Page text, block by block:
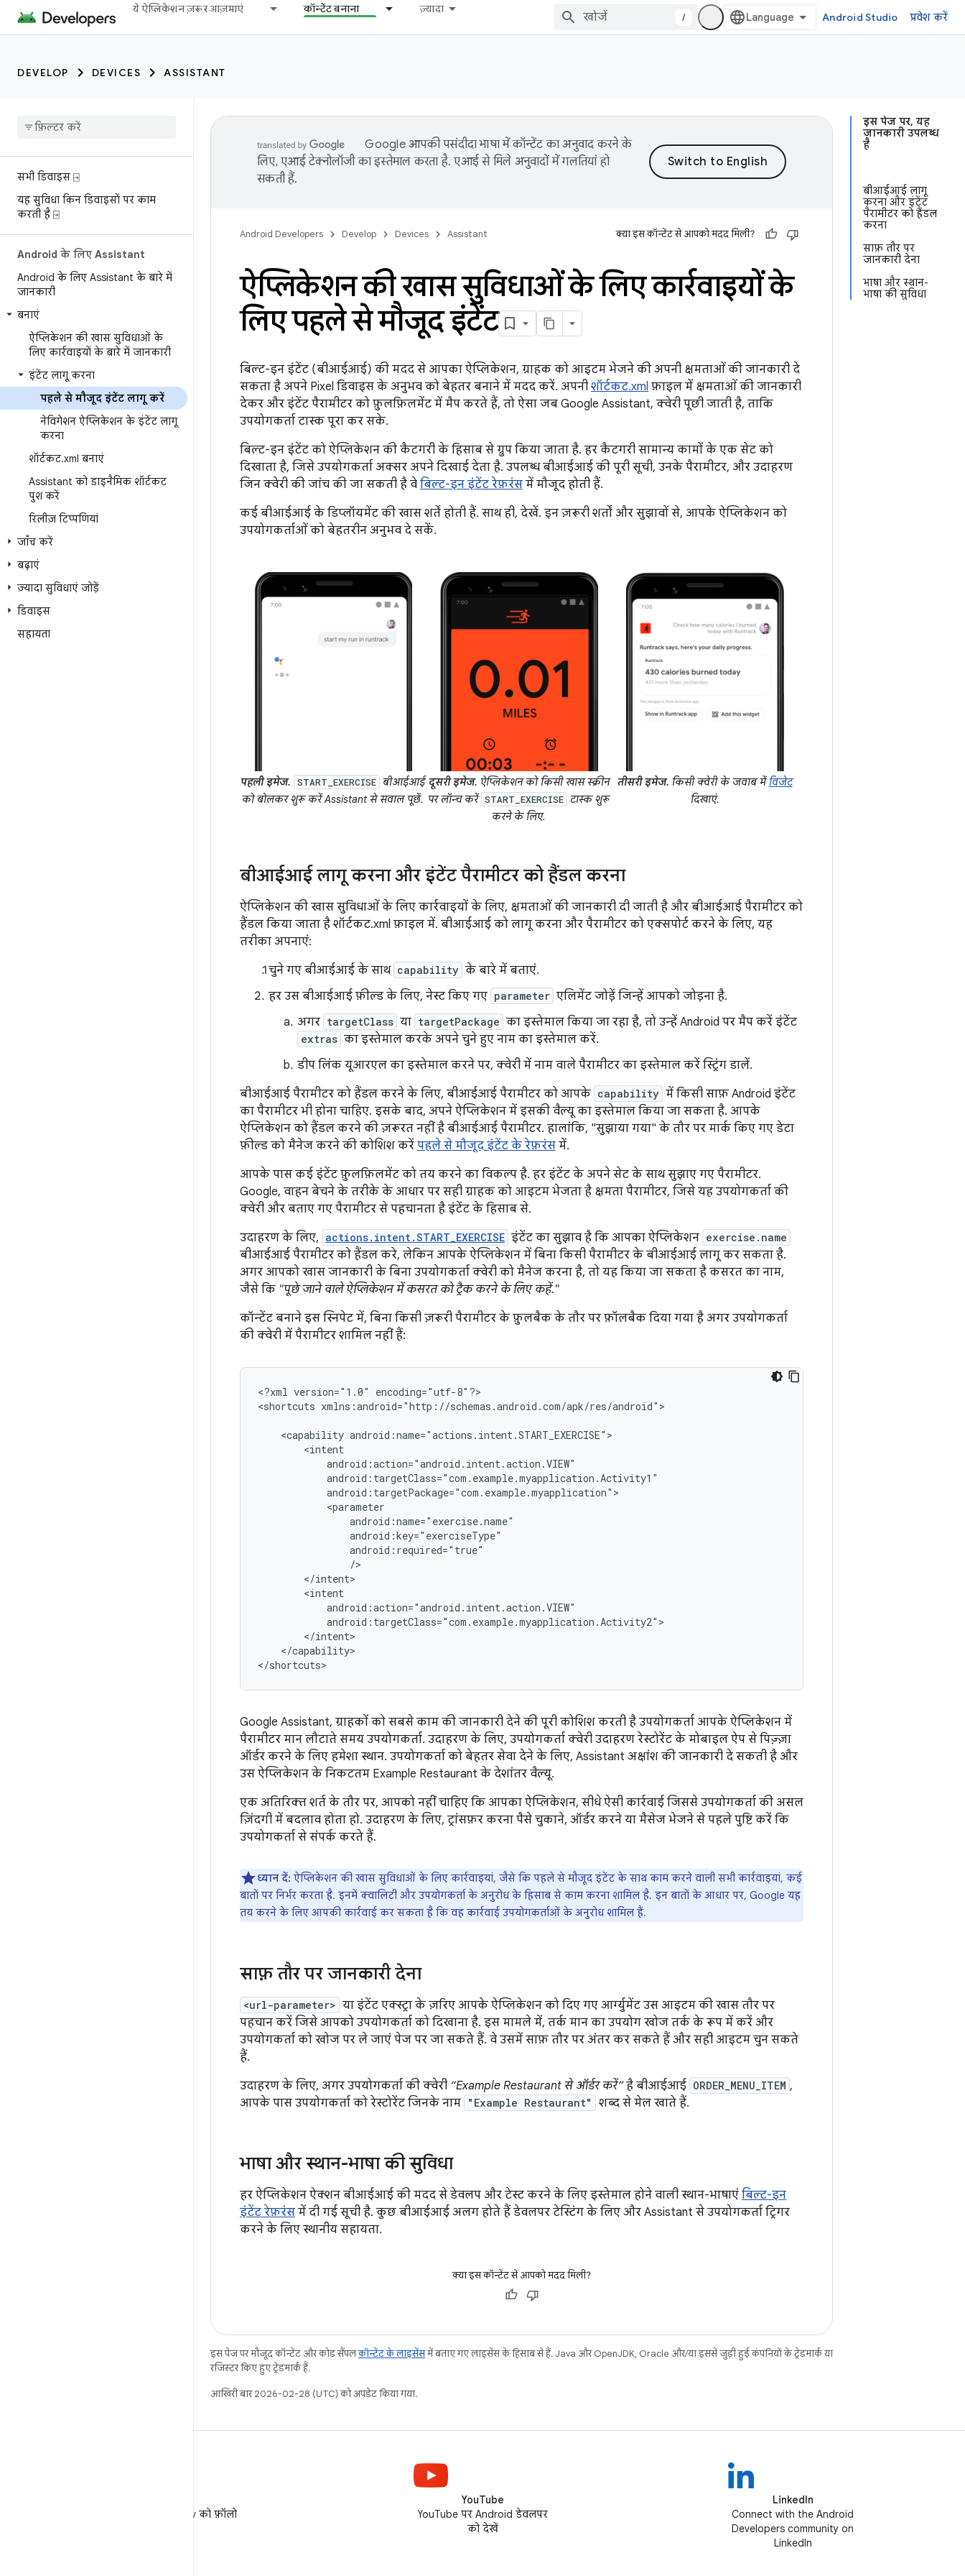
ये ऐप्लिकेशन ज़रूर आज़माएं कॉन्टेंट बनाना ज़्यादा
/ Android Studio प्रवेश करें
DEVELOP DEVICES ASSISTANT
सभी डिवाइस ⍈
यह सुविधा किन डिवाइसों पर काम
करती है ⍈
Android के लिए Assistant
Android के लिए Assistant के बारे में
जानकारी
बनाएं
ऐप्लिकेशन की खास सुविधाओं के
लिए कार्रवाइयों के बारे में जानकारी
इंटेंट लागू करना
पहले से मौजूद इंटेंट लागू करें
नेविगेशन ऐप्लिकेशन के इंटेंट लागू
करना
शॉर्टकट.xml बनाएं
Assistant को डाइनैमिक शॉर्टकट
पुश करें
रिलीज़ टिप्पणियां
जाँच करें
बढ़ाएं
ज़्यादा सुविधाएं जोड़ें
डिवाइस
सहायता
इस पेज पर, यह
जानकारी उपलब्ध
है
बीआईआई लागू
करना और इंटेंट
पैरामीटर को हैंडल
करना
साफ़ तौर पर
जानकारी देना
भाषा और स्थान-
भाषा की सुविधा
Google आपकी पसंदीदा भाषा में कॉन्टेंट का अनुवाद करने के
लिए, एआई टेक्नोलॉजी का इस्तेमाल करता है. एआई से मिले अनुवादों में गलतियां हो
सकती हैं.
Android Developers Develop Devices Assistant क्या इस कॉन्टेंट से आपको मदद मिली?
ऐप्लिकेशन की खास सुविधाओं के लिए कार्रवाइयों के
लिए पहले से मौजूद इंटेंट
बिल्ट-इन इंटेंट (बीआईआई) की मदद से आपका ऐप्लिकेशन, ग्राहक को आइटम भेजने की अपनी क्षमताओं की जानकारी दे
सकता है अपने Pixel डिवाइस के अनुभव को बेहतर बनाने में मदद करें. अपनी शॉर्टकट.xml फ़ाइल में क्षमताओं की जानकारी
देकर और इंटेंट पैरामीटर को फ़ुलफ़िलमेंट में मैप करते हैं, तो ऐसा जब Google Assistant, क्वेरी पूछी जाती है, ताकि
उपयोगकर्ता टास्क पूरा कर सके.
बिल्ट-इन इंटेंट को ऐप्लिकेशन की कैटगरी के हिसाब से ग्रुप किया जाता है. हर कैटगरी सामान्य कामों के एक सेट को
दिखाता है, जिसे उपयोगकर्ता अक्सर अपने दिखाई देता है. उपलब्ध बीआईआई की पूरी सूची, उनके पैरामीटर, और उदाहरण
जिन क्वेरी की जांच की जा सकती है वे बिल्ट-इन इंटेंट रेफ़रंस में मौजूद होती हैं.
कई बीआईआई के डिप्लॉयमेंट की खास शर्तें होती हैं. साथ ही, देखें. इन ज़रूरी शर्तों और सुझावों से, आपके ऐप्लिकेशन को
उपयोगकर्ताओं को बेहतरीन अनुभव दे सकें.
पहली इमेज. START_EXERCISE बीआईआई
को बोलकर शुरू करें Assistant से सवाल पूछें.
दूसरी इमेज. ऐप्लिकेशन को किसी खास स्क्रीन
पर लॉन्च करें START_EXERCISE टास्क शुरू
करने के लिए.
तीसरी इमेज. किसी क्वेरी के जवाब मेंविजेट
दिखाएं.
बीआईआई लागू करना और इंटेंट पैरामीटर को हैंडल करना
ऐप्लिकेशन की खास सुविधाओं के लिए कार्रवाइयों के लिए, क्षमताओं की जानकारी दी जाती है और बीआईआई पैरामीटर को
हैंडल किया जाता है शॉर्टकट.xml फ़ाइल में. बीआईआई को लागू करना और पैरामीटर को एक्सपोर्ट करने के लिए, यह
तरीका अपनाएं:
चुने गए बीआईआई के साथ capability के बारे में बताएं.
हर उस बीआईआई फ़ील्ड के लिए, नेस्ट किए गए parameter एलिमेंट जोड़ें जिन्हें आपको जोड़ना है.
अगर targetClass या targetPackage का इस्तेमाल किया जा रहा है, तो उन्हें Android पर मैप करें इंटेंट
extras का इस्तेमाल करके अपने चुने हुए नाम का इस्तेमाल करें.
डीप लिंक यूआरएल का इस्तेमाल करने पर, क्वेरी में नाम वाले पैरामीटर का इस्तेमाल करें स्ट्रिंग डालें.
बीआईआई पैरामीटर को हैंडल करने के लिए, बीआईआई पैरामीटर को आपके capability में किसी साफ़ Android इंटेंट
का पैरामीटर भी होना चाहिए. इसके बाद, अपने ऐप्लिकेशन में इसकी वैल्यू का इस्तेमाल किया जा सकता है. आपके
ऐप्लिकेशन को हैंडल करने की ज़रूरत नहीं है बीआईआई पैरामीटर. हालांकि, "सुझाया गया" के तौर पर मार्क किए गए डेटा
फ़ील्ड को मैनेज करने की कोशिश करें पहले से मौजूद इंटेंट के रेफ़रंस में.
आपके पास कई इंटेंट फ़ुलफ़िलमेंट को तय करने का विकल्प है. हर इंटेंट के अपने सेट के साथ सुझाए गए पैरामीटर.
Google, वाहन बेचने के तरीके के आधार पर सही ग्राहक को आइटम भेजता है क्षमता पैरामीटर, जिसे यह उपयोगकर्ता की
क्वेरी और बताए गए पैरामीटर से पहचानता है इंटेंट के हिसाब से.
उदाहरण के लिए, actions.intent.START_EXERCISE इंटेंट का सुझाव है कि आपका ऐप्लिकेशन exercise.name
बीआईआई पैरामीटर को हैंडल करे, लेकिन आपके ऐप्लिकेशन में बिना किसी पैरामीटर के बीआईआई लागू कर सकता है.
अगर आपको खास जानकारी के बिना उपयोगकर्ता क्वेरी को मैनेज करना है, तो यह किया जा सकता है कसरत का नाम,
जैसे कि "पूछे जाने वाले ऐप्लिकेशन में कसरत को ट्रैक करने के लिए कहें."
कॉन्टेंट बनाने इस स्निपेट में, बिना किसी ज़रूरी पैरामीटर के फ़ुलबैक के तौर पर फ़ॉलबैक दिया गया है अगर उपयोगकर्ता
की क्वेरी में पैरामीटर शामिल नहीं हैं:
<?xml version="1.0"
encoding="utf-8"?>
<shortcuts xmlns:android="http://schemas.android.com/apk/res/android">
<capability
</capability>
Google Assistant, ग्राहकों को सबसे काम की जानकारी देने की पूरी कोशिश करती है उपयोगकर्ता आपके ऐप्लिकेशन में
पैरामीटर मान लौटाते समय उपयोगकर्ता. उदाहरण के लिए, उपयोगकर्ता क्वेरी उदाहरण रेस्टोरेंट के मोबाइल ऐप से पिज़्ज़ा
ऑर्डर करने के लिए हमेशा स्थान. उपयोगकर्ता को बेहतर सेवा देने के लिए, Assistant अक्षांश की जानकारी दे सकती है और
उस ऐप्लिकेशन के निकटतम Example Restaurant के देशांतर वैल्यू.
एक अतिरिक्त शर्त के तौर पर, आपको नहीं चाहिए कि आपका ऐप्लिकेशन, सीधे ऐसी कार्रवाई जिससे उपयोगकर्ता की असल
ज़िंदगी में बदलाव होता हो. उदाहरण के लिए, ट्रांसफ़र करना पैसे चुकाने, ऑर्डर करने या मैसेज भेजने से पहले पुष्टि करें कि
उपयोगकर्ता से संपर्क करते हैं.
ध्यान दें: ऐप्लिकेशन की खास सुविधाओं के लिए कार्रवाइयां, जैसे कि पहले से मौजूद इंटेंट के साथ काम करने वाली सभी कार्रवाइयां, कई
बातों पर निर्भर करता है. इनमें क्वालिटी और उपयोगकर्ता के अनुरोध के हिसाब से काम करना शामिल है. इन बातों के आधार पर, Google यह
तय करने के लिए आपकी कार्रवाई कर सकता है कि वह कार्रवाई उपयोगकर्ताओं के अनुरोध शामिल हैं.
साफ़ तौर पर जानकारी देना
<url-parameter> या इंटेंट एक्स्ट्रा के ज़रिए आपके ऐप्लिकेशन को दिए गए आर्ग्युमेंट उस आइटम की खास तौर पर
पहचान करें जिसे आपको उपयोगकर्ता को दिखाना है. इस मामले में, तर्क मान का उपयोग खोज तर्क के रूप में करें और
उपयोगकर्ता को खोज पर ले जाएं पेज पर जा सकते हैं. वे उसमें साफ़ तौर पर अंतर कर सकते हैं और सही आइटम चुन सकते
हैं.
उदाहरण के लिए, अगर उपयोगकर्ता की क्वेरी “Example Restaurant से ऑर्डर करें”है बीआईआई ORDER_MENU_ITEM ,
आपके पास उपयोगकर्ता को रेस्टोरेंट जिनके नाम "Example Restaurant" शब्द से मेल खाते हैं.
भाषा और स्थान-भाषा की सुविधा
हर ऐप्लिकेशन ऐक्शन बीआईआई की मदद से डेवलप और टेस्ट करने के लिए इस्तेमाल होने वाली स्थान-भाषाएं बिल्ट-इन
इंटेंट रेफ़रंस में दी गई सूची है. कुछ बीआईआई अलग होते हैं डेवलपर टेस्टिंग के लिए और Assistant से उपयोगकर्ता ट्रिगर
करने के लिए स्थानीय सहायता.
क्या इस कॉन्टेंट से आपको मदद मिली?
इस पेज पर मौजूद कॉन्टेंट और कोड सैंपलकॉन्टेंट के लाइसेंसमें बताए गए लाइसेंस के हिसाब से हैं. Java और OpenJDK, Oracle और/या इससे जुड़ी हुई कंपनियों के ट्रेडमार्क या
रजिस्टर किए हुए ट्रेडमार्क हैं.
आखिरी बार 2026-02-28 (UTC) को अपडेट किया गया.
X पर @AndroidDev को फ़ॉलो
YouTube
YouTube पर Android डेवलपर
को देखें
LinkedIn
Connect with the Android
Developers community on
LinkedIn